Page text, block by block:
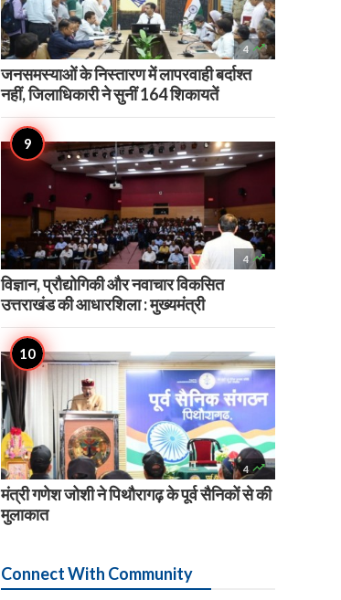
4 
जनसमस्याओं के निस्तारण में लापरवाही बर्दाश्त
नहीं, जिलाधिकारी ने सुनीं 164 शिकायतें
4 
विज्ञान, प्रौद्योगिकी और नवाचार विकसित
उत्तराखंड की आधारशिला : मुख्यमंत्री
4 
मंत्री गणेश जोशी ने पिथौरागढ़ के पूर्व सैनिकों से की
मुलाकात
Connect With Community